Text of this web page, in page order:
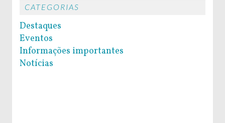
CATEGORIAS
Destaques
Eventos
Informações importantes
Notícias